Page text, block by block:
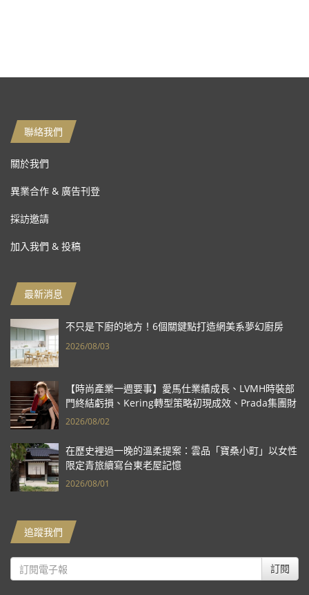
聯絡我們
關於我們
異業合作 & 廣告刊登
採訪邀請
加入我們 & 投稿
最新消息
不只是下廚的地方！6個關鍵點打造網美系夢幻廚房
2026/08/03
【時尚產業一週要事】愛馬仕業績成長、LVMH時裝部
門終結虧損、Kering轉型策略初現成效、Prada集團財
報亮眼
2026/08/02
在歷史裡過一晚的溫柔提案：雲品「寶桑小町」以女性
限定青旅續寫台東老屋記憶
2026/08/01
追蹤我們
訂閱